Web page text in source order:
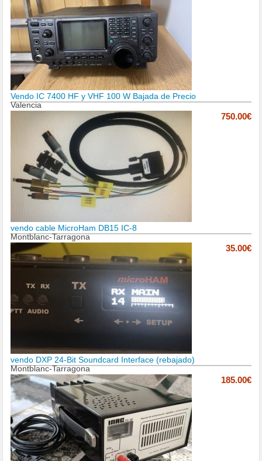
Vendo IC 7400 HF y VHF 100 W Bajada de Precio
Valencia
750.00€
vendo cable MicroHam DB15 IC-8
Montblanc-Tarragona
35.00€
vendo DXP 24-Bit Soundcard Interface (rebajado)
Montblanc-Tarragona
185.00€